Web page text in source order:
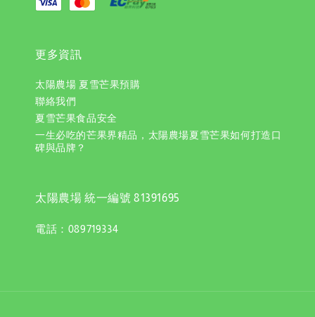
更多資訊
太陽農場 夏雪芒果預購
聯絡我們
夏雪芒果食品安全
一生必吃的芒果界精品，太陽農場夏雪芒果如何打造口
碑與品牌？
太陽農場 統一編號 81391695
電話：089719334